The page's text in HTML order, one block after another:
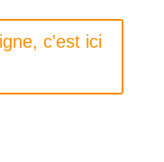
c'est ici